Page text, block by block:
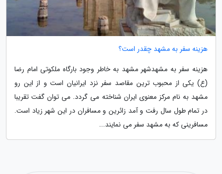
هزینه سفر به مشهد چقدر است؟
هزینه سفر به مشهدشهر مشهد به خاطر وجود بارگاه ملکوتی امام رضا
(ع) یکی از محبوب ترین مقاصد سفر نزد ایرانیان است و از این رو
مشهد به نام مرکز معنوی ایران شناخته می گردد. می توان گفت تقریبا
در تمام طول سال رفت و آمد زائرین و مسافران در این شهر زیاد است.
مسافرینی که به مشهد سفر می نمایند...